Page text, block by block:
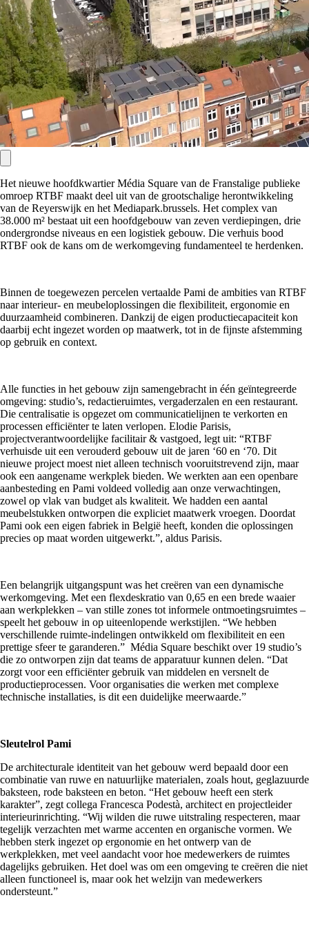
Het nieuwe hoofdkwartier Média Square van de Franstalige publieke
omroep RTBF maakt deel uit van de grootschalige herontwikkeling
van de Reyerswijk en het Mediapark.brussels. Het complex van
38.000 m² bestaat uit een hoofdgebouw van zeven verdiepingen, drie
ondergrondse niveaus en een logistiek gebouw. Die verhuis bood
RTBF ook de kans om de werkomgeving fundamenteel te herdenken.
Binnen de toegewezen percelen vertaalde Pami de ambities van RTBF
naar interieur- en meubeloplossingen die flexibiliteit, ergonomie en
duurzaamheid combineren. Dankzij de eigen productiecapaciteit kon
daarbij echt ingezet worden op maatwerk, tot in de fijnste afstemming
op gebruik en context.
Alle functies in het gebouw zijn samengebracht in één geïntegreerde
omgeving: studio’s, redactieruimtes, vergaderzalen en een restaurant.
Die centralisatie is opgezet om communicatielijnen te verkorten en
processen efficiënter te laten verlopen. Elodie Parisis,
projectverantwoordelijke facilitair & vastgoed, legt uit: “RTBF
verhuisde uit een verouderd gebouw uit de jaren ‘60 en ‘70. Dit
nieuwe project moest niet alleen technisch vooruitstrevend zijn, maar
ook een aangename werkplek bieden. We werkten aan een openbare
aanbesteding en Pami voldeed volledig aan onze verwachtingen,
zowel op vlak van budget als kwaliteit. We hadden een aantal
meubelstukken ontworpen die expliciet maatwerk vroegen. Doordat
Pami ook een eigen fabriek in België heeft, konden die oplossingen
precies op maat worden uitgewerkt.”, aldus Parisis.
Een belangrijk uitgangspunt was het creëren van een dynamische
werkomgeving. Met een flexdeskratio van 0,65 en een brede waaier
aan werkplekken – van stille zones tot informele ontmoetingsruimtes –
speelt het gebouw in op uiteenlopende werkstijlen. “We hebben
verschillende ruimte-indelingen ontwikkeld om flexibiliteit en een
prettige sfeer te garanderen.” Média Square beschikt over 19 studio’s
die zo ontworpen zijn dat teams de apparatuur kunnen delen. “Dat
zorgt voor een efficiënter gebruik van middelen en versnelt de
productieprocessen. Voor organisaties die werken met complexe
technische installaties, is dit een duidelijke meerwaarde.”
Sleutelrol Pami
De architecturale identiteit van het gebouw werd bepaald door een
combinatie van ruwe en natuurlijke materialen, zoals hout, geglazuurde
baksteen, rode baksteen en beton. “Het gebouw heeft een sterk
karakter”, zegt collega Francesca Podestà, architect en projectleider
interieurinrichting. “Wij wilden die ruwe uitstraling respecteren, maar
tegelijk verzachten met warme accenten en organische vormen. We
hebben sterk ingezet op ergonomie en het ontwerp van de
werkplekken, met veel aandacht voor hoe medewerkers de ruimtes
dagelijks gebruiken. Het doel was om een omgeving te creëren die niet
alleen functioneel is, maar ook het welzijn van medewerkers
ondersteunt.”